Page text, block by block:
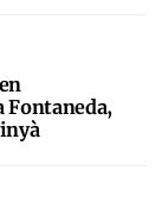
Fontaneda,